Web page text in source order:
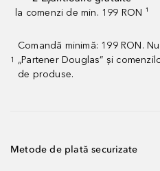
la comenzi de min. 199 RON ¹
1
Comandă minimă: 199 RON.
„Partener Douglas” și
de produse.
Metode de plată securizate